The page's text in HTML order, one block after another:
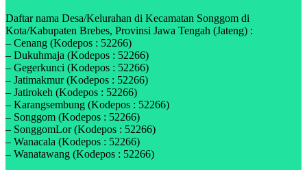
Daftar nama Desa/Kelurahan di Kecamatan Songgom di
Kota/Kabupaten Brebes, Provinsi Jawa Tengah (Jateng) :
– Cenang (Kodepos : 52266)
– Dukuhmaja (Kodepos : 52266)
– Gegerkunci (Kodepos : 52266)
– Jatimakmur (Kodepos : 52266)
– Jatirokeh (Kodepos : 52266)
– Karangsembung (Kodepos : 52266)
– Songgom (Kodepos : 52266)
– SonggomLor (Kodepos : 52266)
– Wanacala (Kodepos : 52266)
– Wanatawang (Kodepos : 52266)